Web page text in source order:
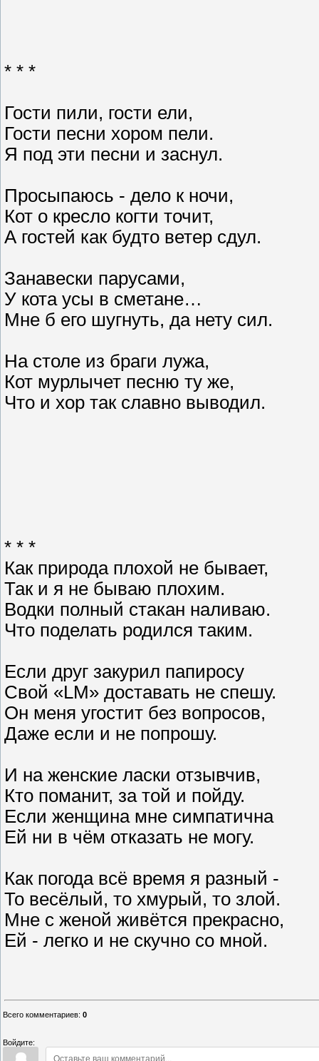
* * *
Гости пили, гости ели,
Гости песни хором пели.
Я под эти песни и заснул.
Просыпаюсь - дело к ночи,
Кот о кресло когти точит,
А гостей как будто ветер сдул.
Занавески парусами,
У кота усы в сметане…
Мне б его шугнуть, да нету сил.
На столе из браги лужа,
Кот мурлычет песню ту же,
Что и хор так славно выводил.
* * *
Как природа плохой не бывает,
Так и я не бываю плохим.
Водки полный стакан наливаю.
Что поделать родился таким.
Если друг закурил папиросу
Свой «LM» доставать не спешу.
Он меня угостит без вопросов,
Даже если и не попрошу.
И на женские ласки отзывчив,
Кто поманит, за той и пойду.
Если женщина мне симпатична
Ей ни в чём отказать не могу.
Как погода всё время я разный -
То весёлый, то хмурый, то злой.
Мне с женой живётся прекрасно,
Ей - легко и не скучно со мной.
Всего комментариев: 0
Войдите: